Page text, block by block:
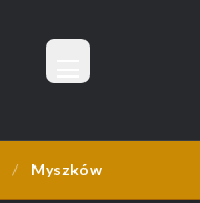
Menu
/ Myszków